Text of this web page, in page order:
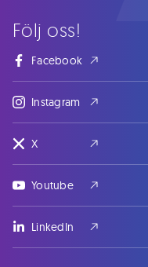
Följ oss!
Facebook
Instagram
X
Youtube
LinkedIn